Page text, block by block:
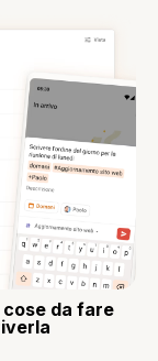
cose da fare